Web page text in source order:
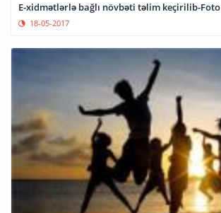
E-xidmətlərlə bağlı növbəti təlim keçirilib-Foto
18-05-2017